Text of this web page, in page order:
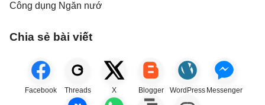
Công dụng Ngăn nướ
Chia sẻ bài viết
Facebook Threads X Blogger WordPress Messenger